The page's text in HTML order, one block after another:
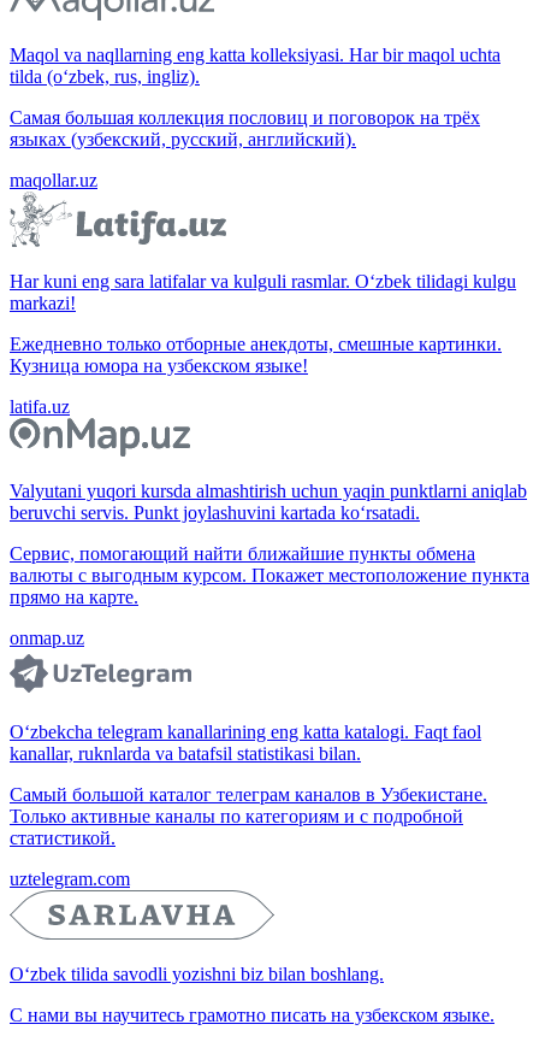
Maqol va naqllarning eng katta kolleksiyasi. Har bir maqol uchta
tilda (o‘zbek, rus, ingliz).
Самая большая коллекция пословиц и поговорок на трёх
языках (узбекский, русский, английский).
maqollar.uz
Har kuni eng sara latifalar va kulguli rasmlar. O‘zbek tilidagi kulgu
markazi!
Ежедневно только отборные анекдоты, смешные картинки.
Кузница юмора на узбекском языке!
latifa.uz
Valyutani yuqori kursda almashtirish uchun yaqin punktlarni aniqlab
beruvchi servis. Punkt joylashuvini kartada ko‘rsatadi.
Сервис, помогающий найти ближайшие пункты обмена
валюты с выгодным курсом. Покажет местоположение пункта
прямо на карте.
onmap.uz
O‘zbekcha telegram kanallarining eng katta katalogi. Faqt faol
kanallar, ruknlarda va batafsil statistikasi bilan.
Самый большой каталог телеграм каналов в Узбекистане.
Только активные каналы по категориям и с подробной
статистикой.
uztelegram.com
O‘zbek tilida savodli yozishni biz bilan boshlang.
С нами вы научитесь грамотно писать на узбекском языке.